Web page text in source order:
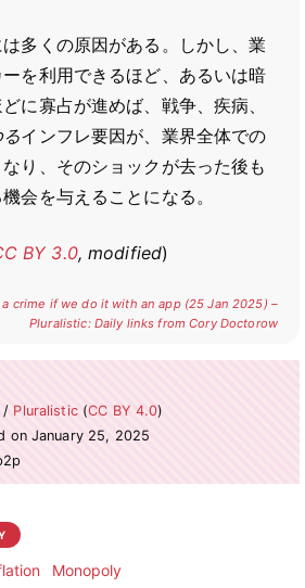
多くの原因がある。しかし、業
を利用できるほど、あるいは暗
に寡占が進めば、戦争、疾病、
インフレ要因が、業界全体での
り、そのショックが去った後も
会を与えることになる。
BY 3.0, modified)
a crime if we do it with an app (25 Jan 2025) –
Pluralistic: Daily links from Cory Doctorow
/ Pluralistic(CC BY 4.0)
on January 25, 2025
Monopoly